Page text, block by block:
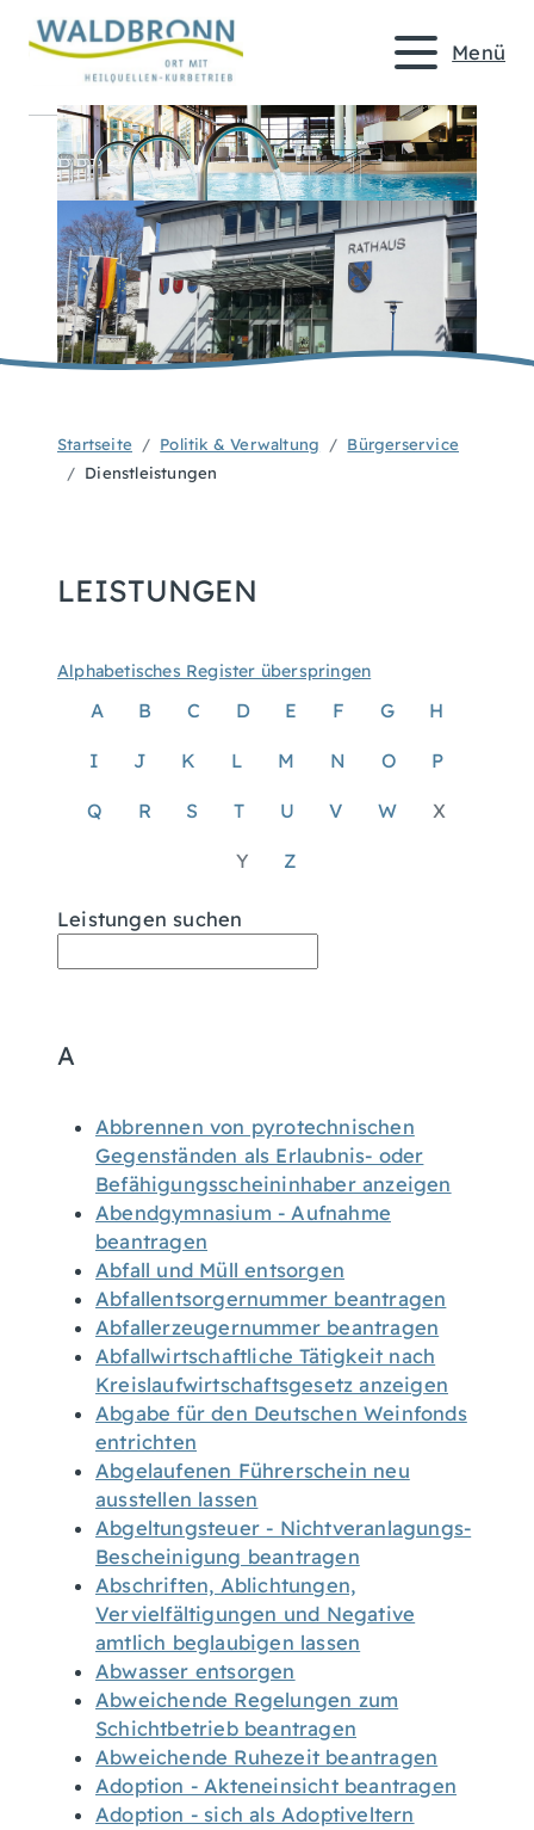
Menü
Startseite Politik & Verwaltung
Bürgerservice
Dienstleistungen
LEISTUNGEN
Alphabetisches Register überspringen
A B C D E F G H
I J K L M N O P
Q R S T U V W X
Y Z
Leistungen suchen
A
Abbrennen von pyrotechnischen
Gegenständen als Erlaubnis- oder
Befähigungsscheininhaber anzeigen
Abendgymnasium - Aufnahme
beantragen
Abfall und Müll entsorgen
Abfallentsorgernummer beantragen
Abfallerzeugernummer beantragen
Abfallwirtschaftliche Tätigkeit nach
Kreislaufwirtschaftsgesetz anzeigen
Abgabe für den Deutschen Weinfonds
entrichten
Abgelaufenen Führerschein neu
ausstellen lassen
Abgeltungsteuer - Nichtveranlagungs-
Bescheinigung beantragen
Abschriften, Ablichtungen,
Vervielfältigungen und Negative
amtlich beglaubigen lassen
Abwasser entsorgen
Abweichende Regelungen zum
Schichtbetrieb beantragen
Abweichende Ruhezeit beantragen
Adoption - Akteneinsicht beantragen
Adoption - sich als Adoptiveltern